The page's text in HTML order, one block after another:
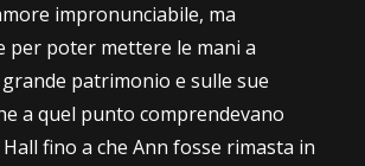
impronunciabile, ma
per poter mettere le mani a
patrimonio e sulle sue
a quel punto comprendevano
fino a che Ann fosse rimasta in